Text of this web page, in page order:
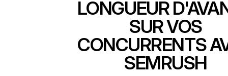
LONGUEUR
SUR VOS
CONCURRENTS
SEMRUSH